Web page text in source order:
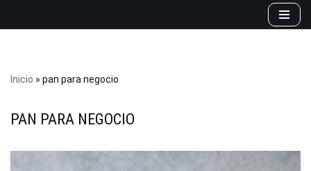
Inicio » pan para negocio
PAN PARA NEGOCIO